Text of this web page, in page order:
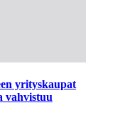
yrityskaupat
vahvistuu